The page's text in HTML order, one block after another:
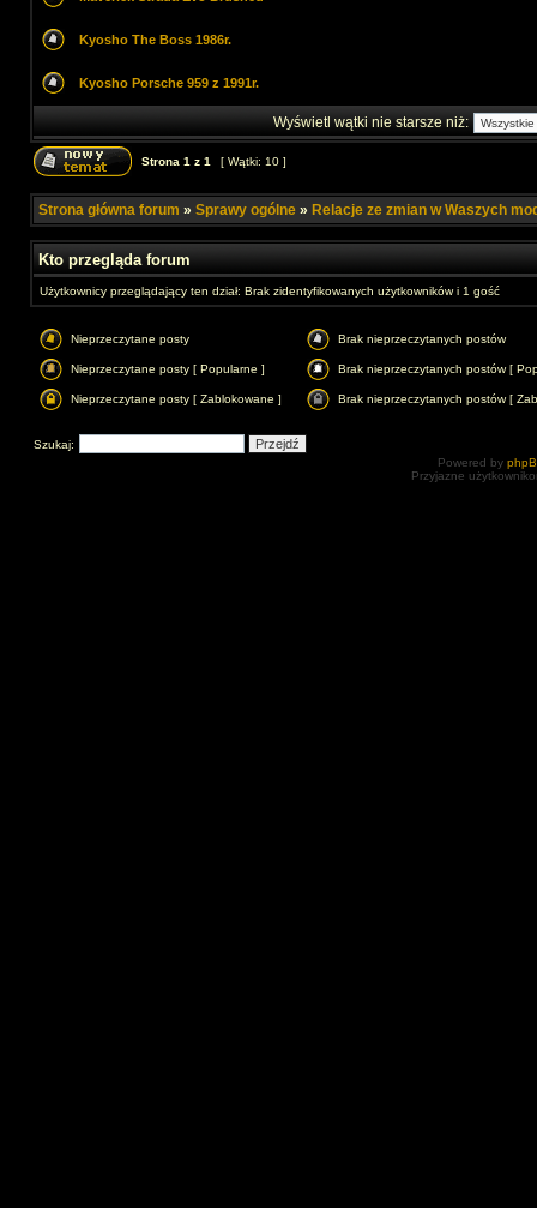
Kyosho The Boss 1986r.
Kyosho Porsche 959 z 1991r.
Wyświetl wątki nie starsze niż:
Strona 1 z 1 [ Wątki: 10 ]
Strona główna forum » Sprawy ogólne » Relacje ze zmian w Waszych
Kto przegląda forum
Użytkownicy przeglądający ten dział: Brak zidentyfikowanych użytkowników i 1 gość
Nieprzeczytane posty Brak nieprzeczytanych postów
Nieprzeczytane posty [ Popularne ] Brak nieprzeczytanych postów [
Nieprzeczytane posty [ Zablokowane ] Brak nieprzeczytanych postów [
Szukaj:
Powered by
Przyjazne